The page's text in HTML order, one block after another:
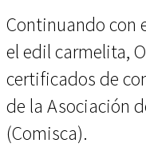
Continuando con
el edil carmelita,
certificados de
de la Asociación
(Comisca).